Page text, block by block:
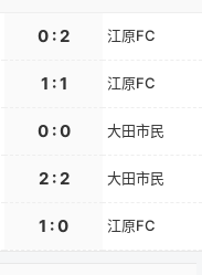
0 : 2 江原FC
1 : 1 江原FC
0 : 0 大田市民
2 : 2 大田市民
1 : 0 江原FC